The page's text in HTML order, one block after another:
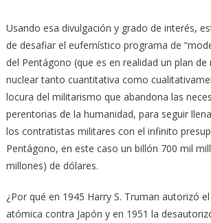
Usando esa divulgación y grado de interés,
de desafiar el eufemístico programa de
del Pentágono (que es en realidad un plan de
nuclear tanto cuantitativa como
locura del militarismo que abandona las
perentorias de la humanidad, para seguir
los contratistas militares con el infinito
Pentágono, en este caso un billón 700 mil
millones) de dólares.
¿Por qué en 1945 Harry S. Truman autorizó
atómica contra Japón y en 1951 la